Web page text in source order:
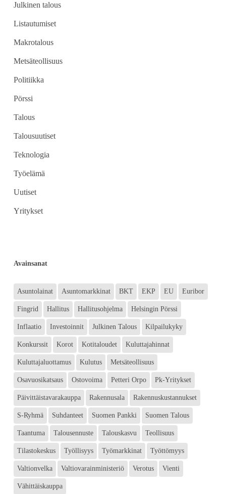
Julkinen talous
Listautumiset
Makrotalous
Metsäteollisuus
Politiikka
Pörssi
Talous
Talousuutiset
Teknologia
Työelämä
Uutiset
Yritykset
Avainsanat
Asuntolainat Asuntomarkkinat BKT EKP EU Euribor
Fingrid Hallitus Hallitusohjelma Helsingin Pörssi
Inflaatio Investoinnit Julkinen Talous Kilpailukyky
Konkurssit Korot Kotitaloudet Kuluttajahinnat
Kuluttajaluottamus Kulutus Metsäteollisuus
Osavuosikatsaus Ostovoima Petteri Orpo Pk-Yritykset
Päivittäistavarakauppa Rakennusala Rakennuskustannukset
S-Ryhmä Suhdanteet Suomen Pankki Suomen Talous
Taantuma Talousennuste Talouskasvu Teollisuus
Tilastokeskus Työllisyys Työmarkkinat Työttömyys
Valtionvelka Valtiovarainministeriö Verotus Vienti
Vähittäiskauppa